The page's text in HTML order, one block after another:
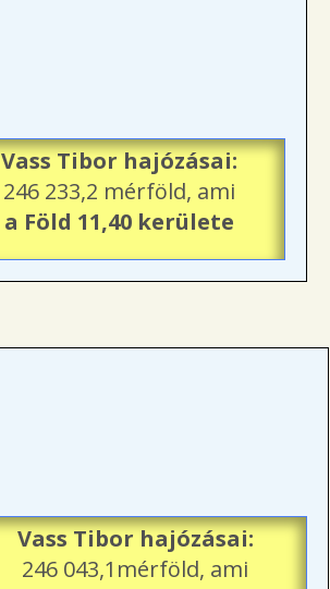
Vass Tibor hajózásai:
246 233,2 mérföld, ami
a Föld 11,40 kerülete
Vass Tibor hajózásai:
246 043,1mérföld, ami